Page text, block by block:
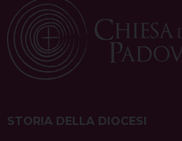
STORIA DELLA DIOCESI